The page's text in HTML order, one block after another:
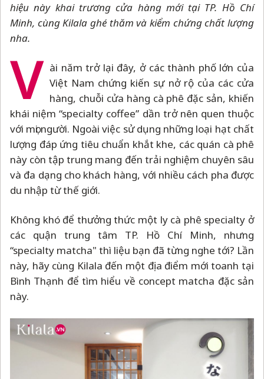
hiệu này khai trương cửa hàng mới tại TP. Hồ Chí
Minh, cùng Kilala ghé thăm và kiểm chứng chất lượng
nha.
V ài năm trở lại đây, ở các thành phố lớn của
Việt Nam chứng kiến sự nở rộ của các cửa
hàng, chuỗi cửa hàng cà phê đặc sản, khiến
khái niệm “specialty coffee” dần trở nên quen thuộc
với mọi người. Ngoài việc sử dụng những loại hạt chất
lượng đáp ứng tiêu chuẩn khắt khe, các quán cà phê
này còn tập trung mang đến trải nghiệm chuyên sâu
và đa dạng cho khách hàng, với nhiều cách pha được
du nhập từ thế giới.
Không khó để thưởng thức một ly cà phê specialty ở
các quận trung tâm TP. Hồ Chí Minh, nhưng
“specialty matcha" thì liệu bạn đã từng nghe tới? Lần
này, hãy cùng Kilala đến một địa điểm mới toanh tại
Bình Thạnh để tìm hiểu về concept matcha đặc sản
này.